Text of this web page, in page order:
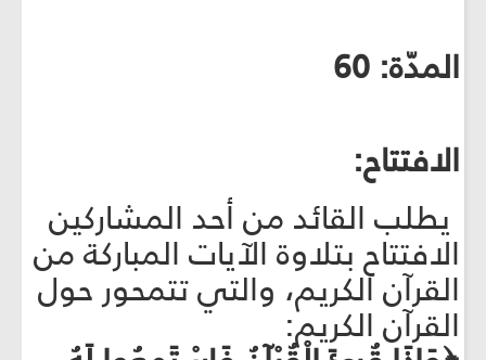
المدّة: 60
الافتتاح:
يطلب القائد من أحد المشاركين
الافتتاح بتلاوة الآيات المباركة من
القرآن الكريم، والتي تتمحور حول
القرآن الكريم: